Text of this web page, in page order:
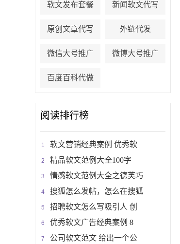
软文发布套餐 新闻软文代写
原创文章代写 外链代发
微信大号推广 微博大号推广
百度百科代做
阅读排行榜
软文营销经典案例 优秀软
精品软文范例大全100字
情感软文范例大全之德芙巧
搜狐怎么发帖，怎么在搜狐
招聘软文怎么写吸引人 创
优秀软文广告经典案例 8
公司软文范文 给出一个公